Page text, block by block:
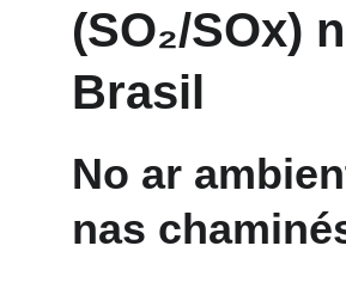
(SO₂/SOx)
Brasil
No ar
nas